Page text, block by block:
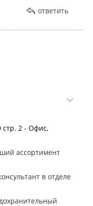
ответить
стр. 2 - Офис,
ассортимент
в отделе